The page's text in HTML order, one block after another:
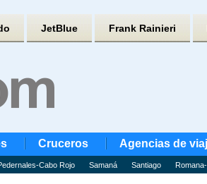
JetBlue Frank Rainieri
Cruceros Agencias de
Cabo Rojo Samaná Santiago